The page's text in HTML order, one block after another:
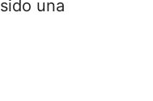
una